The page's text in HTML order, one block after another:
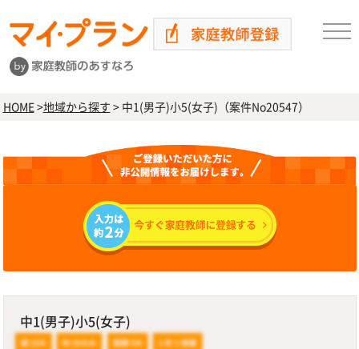
HOME>地域から探す >中1(男子)小5(女子)（案件No20547）
中1(男子)小5(女子)